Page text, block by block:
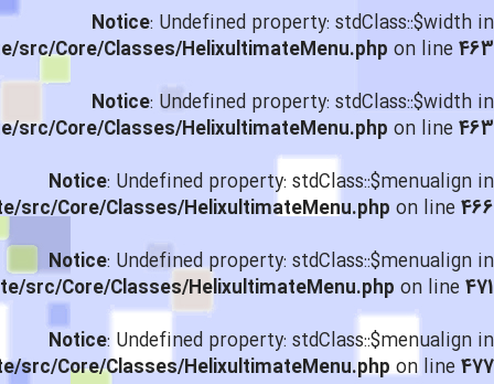
Notice: Undefined property: stdClass::$width in
src/Core/Classes/HelixultimateMenu.php on line463
Notice: Undefined property: stdClass::$width in
src/Core/Classes/HelixultimateMenu.php on line463
Notice: Undefined property: stdClass::$menualign in
src/Core/Classes/HelixultimateMenu.php on line466
Notice: Undefined property: stdClass::$menualign in
src/Core/Classes/HelixultimateMenu.php on line471
Notice: Undefined property: stdClass::$menualign in
src/Core/Classes/HelixultimateMenu.phpon line477